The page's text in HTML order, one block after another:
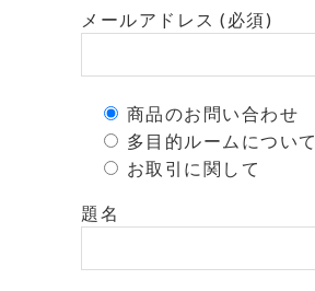
メールアドレス (必須)
商品のお問い合わせ
多目的ルームについて
お取引に関して
題名